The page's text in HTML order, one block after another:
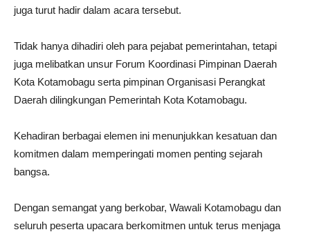
juga turut hadir dalam acara tersebut.
Tidak hanya dihadiri oleh para pejabat pemerintahan, tetapi
juga melibatkan unsur Forum Koordinasi Pimpinan Daerah
Kota Kotamobagu serta pimpinan Organisasi Perangkat
Daerah dilingkungan Pemerintah Kota Kotamobagu.
Kehadiran berbagai elemen ini menunjukkan kesatuan dan
komitmen dalam memperingati momen penting sejarah
bangsa.
Dengan semangat yang berkobar, Wawali Kotamobagu dan
seluruh peserta upacara berkomitmen untuk terus menjaga